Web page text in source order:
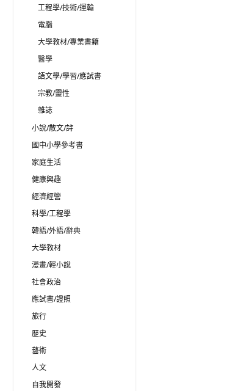
工程學/技術/運輸
電腦
大學教材/專業書籍
醫學
語文學/學習/應試書
宗教/靈性
雜誌
小說/散文/詩
國中小學參考書
家庭生活
健康興趣
經濟經營
科學/工程學
韓語/外語/辭典
大學教材
漫畫/輕小說
社會政治
應試書/證照
旅行
歷史
藝術
人文
自我開發